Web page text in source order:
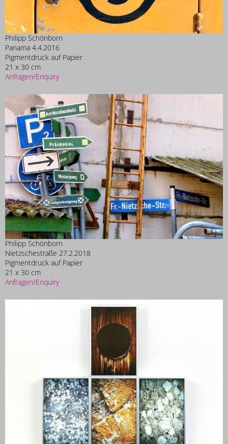
Philipp Schönborn
Panama 4.4.2016
Pigmentdruck auf Papier
21 x 30 cm
Anfragen/Enquiry
Philipp Schönborn
Nietzschestraße 27.2.2018
Pigmentdruck auf Papier
21 x 30 cm
Anfragen/Enquiry